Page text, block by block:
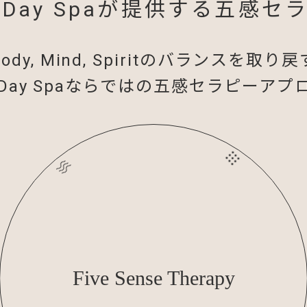
Spaが提供する五感セ
Mind, Spiritのバランスを取り戻
Spaならではの五感セラピーアプ
Five Sense Therapy